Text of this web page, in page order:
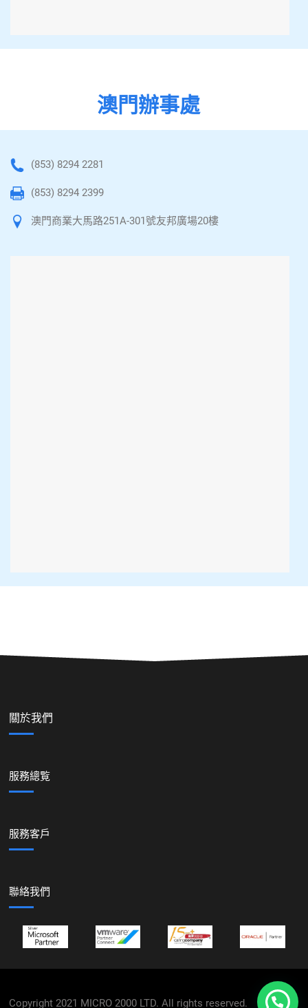
澳門辦事處
(853) 8294 2281
(853) 8294 2399
澳門商業大馬路251A-301號友邦廣場20樓
關於我們
服務總覧
服務客戶
聯絡我們
Copyright 2021 MICRO 2000 LTD. All rights reserved.